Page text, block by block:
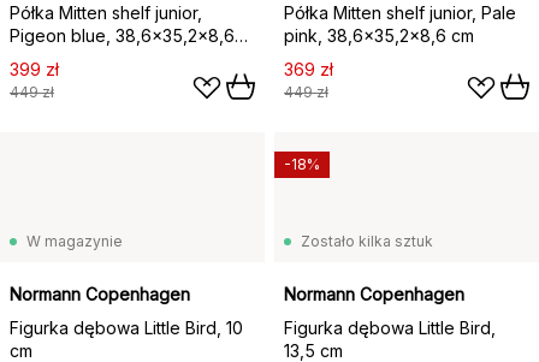
Półka Mitten shelf junior,
Pigeon blue, 38,6×35,2×8,6
cm
399 zł
449 zł
Półka Mitten shelf junior, Pale
pink, 38,6×35,2×8,6 cm
369 zł
449 zł
W magazynie
Normann Copenhagen
Figurka dębowa Little Bird, 10
cm
Zostało kilka sztuk
Normann Copenhagen
Figurka dębowa Little Bird,
13,5 cm
-18%